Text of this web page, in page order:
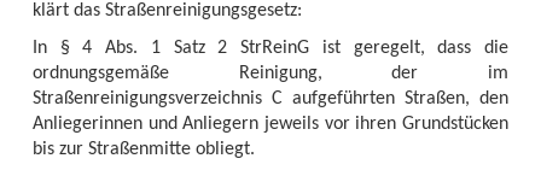
klärt das Straßenreinigungsgesetz:
In § 4 Abs. 1 Satz 2 StrReinG ist geregelt, dass die
ordnungsgemäße Reinigung, der im
Straßenreinigungsverzeichnis C aufgeführten Straßen, den
Anliegerinnen und Anliegern jeweils vor ihren Grundstücken
bis zur Straßenmitte obliegt.